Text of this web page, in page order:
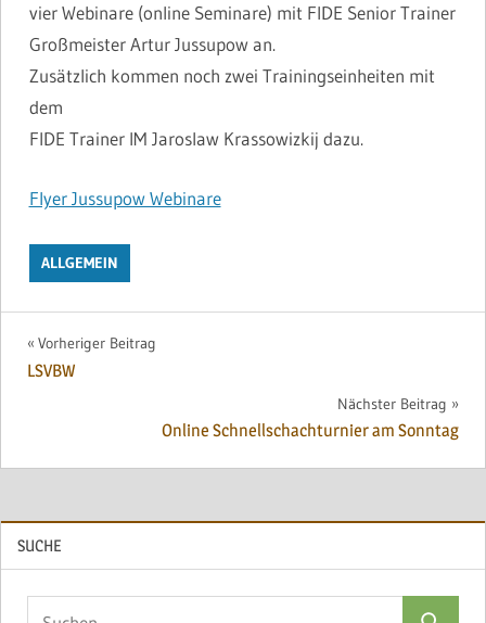
vier Webinare (online Seminare) mit FIDE Senior Trainer
Großmeister Artur Jussupow an.
Zusätzlich kommen noch zwei Trainingseinheiten mit
dem
FIDE Trainer IM Jaroslaw Krassowizkij dazu.
Flyer Jussupow Webinare
ALLGEMEIN
Beitragsnavigation
Vorheriger Beitrag
LSVBW
Nächster Beitrag
Online Schnellschachturnier am Sonntag
SUCHE